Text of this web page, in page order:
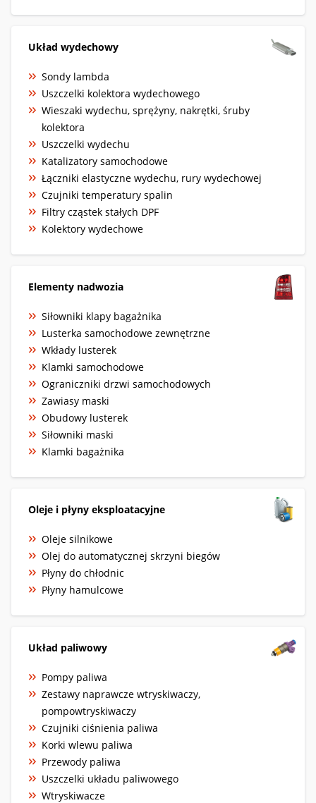
Układ wydechowy
Sondy lambda
Uszczelki kolektora wydechowego
Wieszaki wydechu, sprężyny, nakrętki, śruby
kolektora
Uszczelki wydechu
Katalizatory samochodowe
Łączniki elastyczne wydechu, rury wydechowej
Czujniki temperatury spalin
Filtry cząstek stałych DPF
Kolektory wydechowe
Elementy nadwozia
Siłowniki klapy bagażnika
Lusterka samochodowe zewnętrzne
Wkłady lusterek
Klamki samochodowe
Ograniczniki drzwi samochodowych
Zawiasy maski
Obudowy lusterek
Siłowniki maski
Klamki bagażnika
Oleje i płyny eksploatacyjne
Oleje silnikowe
Olej do automatycznej skrzyni biegów
Płyny do chłodnic
Płyny hamulcowe
Układ paliwowy
Pompy paliwa
Zestawy naprawcze wtryskiwaczy,
pompowtryskiwaczy
Czujniki ciśnienia paliwa
Korki wlewu paliwa
Przewody paliwa
Uszczelki układu paliwowego
Wtryskiwacze